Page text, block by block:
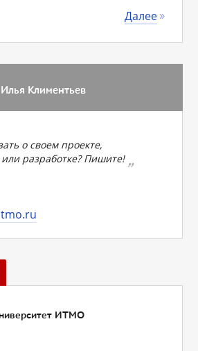
Далее
Илья Климентьев
о своем проекте,
разработке? Пишите!
ИТМО